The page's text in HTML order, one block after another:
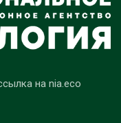
на nia.eco